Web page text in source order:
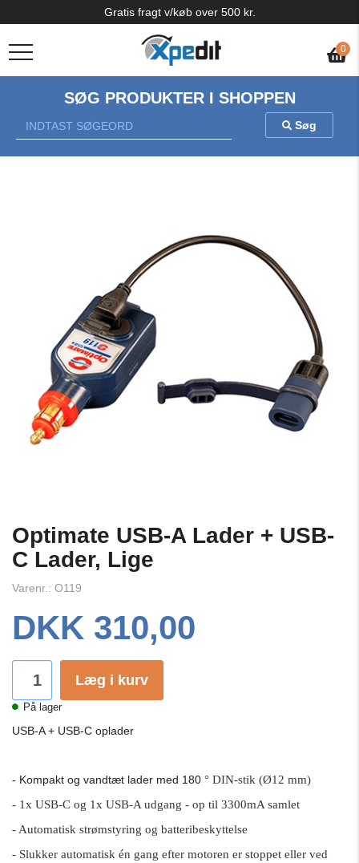
0
Gratis fragt v/køb over 500 kr.
SØG PRODUKTER I SHOPPEN
Søg
Optimate USB-A Lader + USB-
C Lader, Lige
Varenr.: O119
DKK 310,00
Læg i kurv
På lager
USB-A + USB-C oplader
- Kompakt og vandtæt lader med 180 ° DIN-stik (Ø12 mm)
- 1x USB-C og 1x USB-A udgang - op til 3300mA samlet
- Automatisk strømstyring og batteribeskyttelse
- Slukker automatisk én gang efter motoren er stoppet eller ved